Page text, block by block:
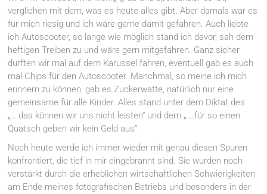
verglichen mit dem, was es heute alles gibt. Aber damals war es
für mich riesig und ich wäre gerne damit gefahren. Auch liebte
ich Autoscooter, so lange wie möglich stand ich davor, sah dem
heftigen Treiben zu und wäre gern mitgefahren. Ganz sicher
durften wir mal auf dem Karussel fahren, eventuell gab es auch
mal Chips für den Autoscooter. Manchmal, so meine ich mich
erinnern zu können, gab es Zuckerwatte, natürlich nur eine
gemeinsame für alle Kinder. Alles stand unter dem Diktat des
„….das können wir uns nicht leisten“ und dem „….für so einen
Quatsch geben wir kein Geld aus“.
Noch heute werde ich immer wieder mit genau diesen Spuren
konfrontiert, die tief in mir eingebrannt sind. Sie wurden noch
verstärkt durch die erheblichen wirtschaftlichen Schwierigkeiten
am Ende meines fotografischen Betriebs und besonders in der